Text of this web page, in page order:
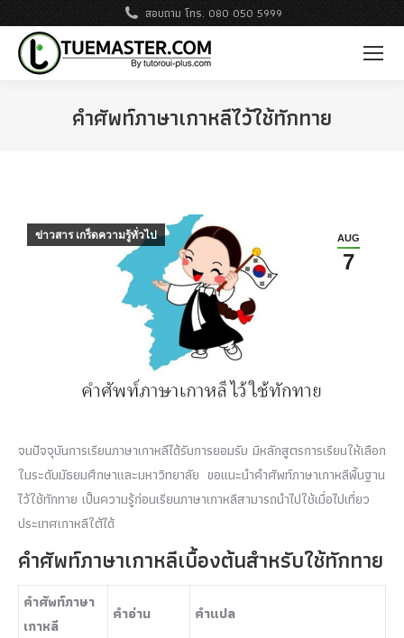
สอบถาม โทร. 080 050 5999
คําศัพท์ภาษาเกาหลีไว้ใช้ทักทาย
AUG
7
ข่าวสาร เกร็ดความรู้ทั่วไป
จนปัจจุบันการเรียนภาษาเกาหลีได้รับการยอมรับ มีหลักสูตรการเรียนให้เลือก
ในระดับมัธยมศึกษาและมหาวิทยาลัย ขอแนะนำคำศัพท์ภาษาเกาหลีพื้นฐาน
ไว้ใช้ทักทาย เป็นความรู้ก่อนเรียนภาษาเกาหลีสามารถนำไปใช้เมื่อไปเที่ยว
ประเทศเกาหลีใต้ได้
คำศัพท์ภาษาเกาหลีเบื้องต้นสำหรับใช้ทักทาย
คำศัพท์ภาษา
เกาหลี
คำอ่าน คำแปล